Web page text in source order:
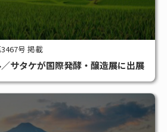
号 掲載
サタケが国際発酵・醸造展に出展